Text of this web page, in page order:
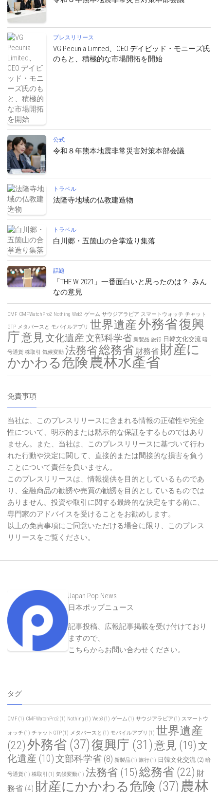
プレスリリース
VG Pecunia Limited、CEO デイビッド・モニーズ氏
のもと、積極的な市場開拓を開始
公式
令和８年熊本地震非常災害対策本部会議
トラベル
法隆寺地域の仏教建造物
トラベル
白川郷・五箇山の合掌造り集落
話題
「THE W 2021」一番面白いと思ったのは？- みん
なの意見
CMF CMFWatchPro2 Nothing Web3 ゲーム サウジアラビア スマートウォッチ チャット
GTP メタバースと モバイルアプリ 世界遺産外務省復興
庁意見文化遺産文部科学省 新製品 旅行 日韓文化交流 暗
号通貨 株取引 気候変動 法務省総務省 財務省 財産に
かかわる危険 農林水產省
免責事項
当社は、このプレスリリースに含まれる情報の正確性や完全
性について、明示的または黙示的な保証をするものではあり
ません。また、当社は、このプレスリリースに基づいて行わ
れた行動や決定に関して、直接的または間接的な損害を負う
ことについて責任を負いません。
このプレスリリースは、情報提供を目的としているものであ
り、金融商品の勧誘や売買の勧誘を目的としているものでは
ありません。投資や取引に関する最終的な決定をする前に、
専門家のアドバイスを受けることをお勧めします。
以上の免責事項にご同意いただける場合に限り、このプレス
リリースをご覧ください。
Japan Pop News
日本ポップニュース
記事投稿、広報記事掲載を受け付けており
ますので、
こちらからお問い合わせください。
タグ
CMF (1) CMFWatchPro2 (1) Nothing (1) Web3 (1) ゲーム (1) サウジアラビア (1) スマートウ
ォッチ (1) チャットGTP(1) メタバースと (1) モバイルアプリ (1) 世界遺産
(22)外務省 (37)復興庁 (31)意見 (19) 文
化遺産 (10)文部科学省 (8) 新製品(1) 旅行(1) 日韓文化交流 (2) 暗
号通貨(1) 株取引 (1) 気候変動(1) 法務省 (15) 総務省 (22) 財
務省 (4) 財産にかかわる危険 (37) 農林